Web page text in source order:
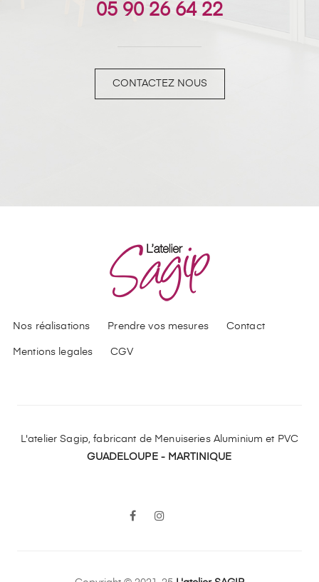
05 90 26 64 22
CONTACTEZ NOUS
Nos réalisations Prendre vos mesures Contact
Mentions legales CGV
L'atelier Sagip, fabricant de Menuiseries Aluminium et PVC
GUADELOUPE - MARTINIQUE
Facebook